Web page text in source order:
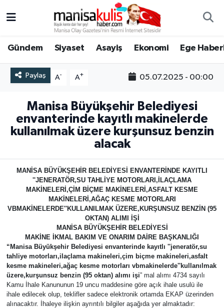
Gündem Siyaset Asayiş Ekonomi Ege
Paylaş A- A+ 05.07.2025 - 00:00
Manisa Büyükşehir Belediyesi
envanterinde kayıtlı makinelerde
kullanılmak üzere kurşunsuz benzin
alacak
MANİSA BÜYÜKŞEHİR BELEDİYESİ ENVANTERİNDE KAYITLI
''JENERATÖR,SU TAHLİYE MOTORLARI,İLAÇLAMA
MAKİNELERİ,ÇİM BİÇME MAKİNELERİ,ASFALT KESME
MAKİNELERİ,AĞAÇ KESME MOTORLARI
VBMAKİNELERDE''KULLANILMAK ÜZERE,KURŞUNSUZ BENZİN (95
OKTAN) ALIMI İŞİ
MANİSA BÜYÜKŞEHİR BELEDİYESİ
MAKİNE İKMAL BAKIM VE ONARIM DAİRE BAŞKANLIĞI
“Manisa Büyükşehir Belediyesi envanterinde kayıtlı ''jeneratör,su
tahliye motorları,ilaçlama makineleri,çim biçme makineleri,asfalt
kesme makineleri,ağaç kesme motorları vbmakinelerde''kullanılmak
üzere,kurşunsuz benzin (95 oktan) alımı işi” mal alımı 4734 sayılı
Kamu İhale Kanununun 19 uncu maddesine göre açık ihale usulü ile
ihale edilecek olup, teklifler sadece elektronik ortamda EKAP üzerinden
alınacaktır. İhaleye ilişkin ayrıntılı bilgiler aşağıda yer almaktadır:
Ege Haberleri
Genel
Resmi İlan
Siyaset
Türkiye
Yaşam
Yunusemre Hava Durumu
Süper Lig Puan Durumu ve Fikstür
Son Dakika Haberleri
Haber Arşivi